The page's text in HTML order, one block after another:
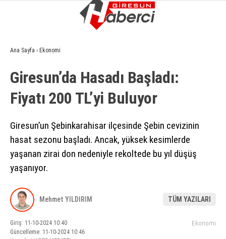
GÜNDEM
EKONOMI
SIYASET
ASAYIŞ
EĞITIM
SAĞLIK
Ana Sayfa › Ekonomi
Giresun’da Hasadı Başladı:
Fiyatı 200 TL’yi Buluyor
Giresun’un Şebinkarahisar ilçesinde Şebin cevizinin
hasat sezonu başladı. Ancak, yüksek kesimlerde
yaşanan zirai don nedeniyle rekoltede bu yıl düşüş
yaşanıyor.
Mehmet YILDIRIM TÜM YAZILARI
Giriş: 11-10-2024 10:40
Güncelleme: 11-10-2024 10:46
Ekonomi